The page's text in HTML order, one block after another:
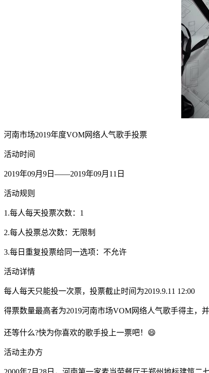
河南市场2019年度VOM网络人气歌手投票
活动时间
2019年09月9日——2019年09月11日
活动规则
1.每人每天投票次数：1
2.每人投票总次数：无限制
3.每日重复投票给同一选项：不允许
活动详情
每人每天只能投一次票，投票截止时间为2019.9.11 12:00
得票数量最高者为2019河南市场VOM网络人气歌手得主，
还等什么?快为你喜欢的歌手投上一票吧！😄
活动主办方